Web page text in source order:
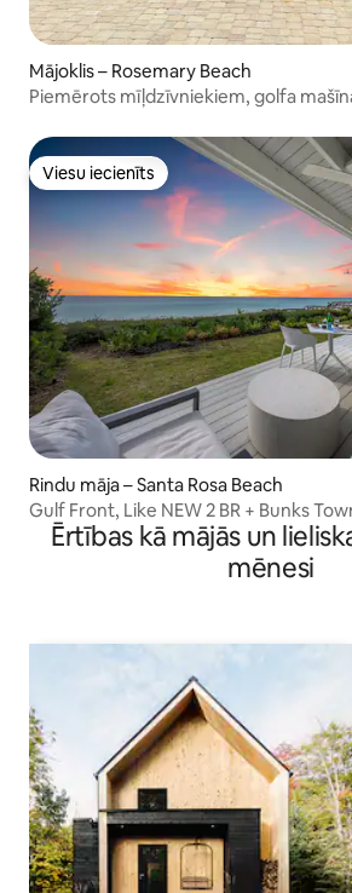
Mājoklis – Rosemary Beach
Piemērots mīļdzīvniekiem, golfa
Viesu iecienīts
Viesu iecienīts
Rindu māja – Santa Rosa Beach
Gulf Front, Like NEW 2 BR + Bunks
Ērtības kā mājās un
mēnesi